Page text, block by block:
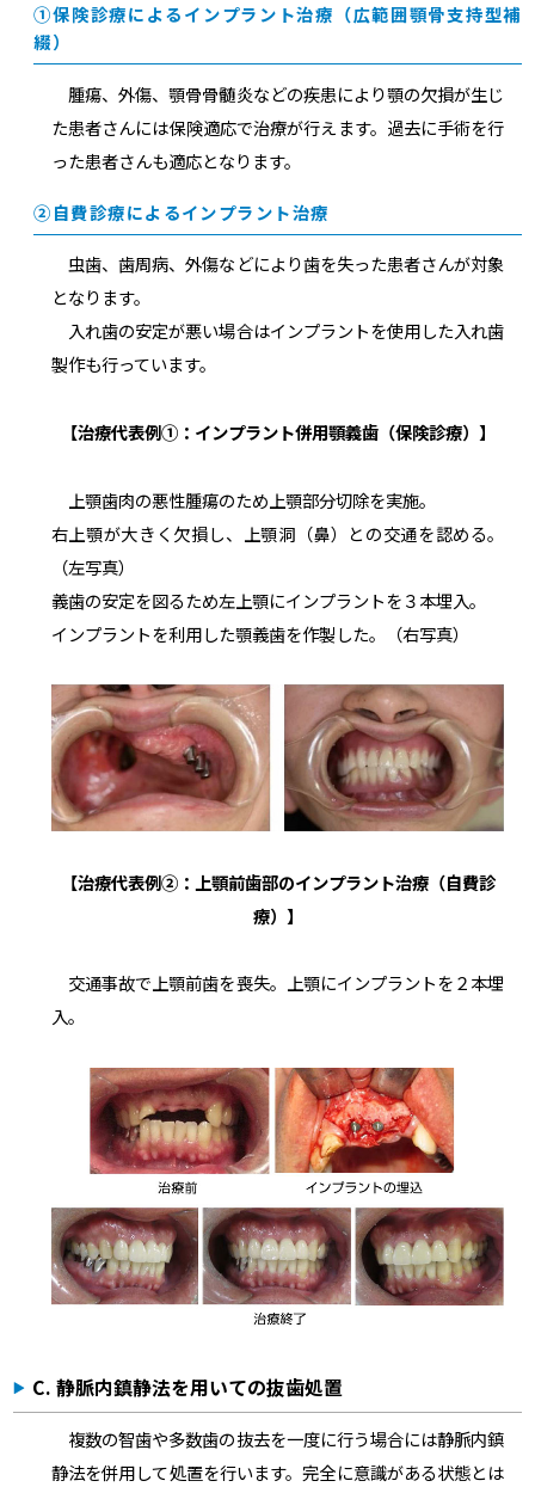
①保険診療によるインプラント治療（広範囲顎骨支持型補
綴）
腫瘍、外傷、顎骨骨髄炎などの疾患により顎の欠損が生じ
た患者さんには保険適応で治療が行えます。過去に手術を行
った患者さんも適応となります。
②自費診療によるインプラント治療
虫歯、歯周病、外傷などにより歯を失った患者さんが対象
となります。
入れ歯の安定が悪い場合はインプラントを使用した入れ歯
製作も行っています。
【治療代表例①：インプラント併用顎義歯（保険診療）】
上顎歯肉の悪性腫瘍のため上顎部分切除を実施。
右上顎が大きく欠損し、上顎洞（鼻）との交通を認める。
（左写真）
義歯の安定を図るため左上顎にインプラントを３本埋入。
インプラントを利用した顎義歯を作製した。（右写真）
【治療代表例②：上顎前歯部のインプラント治療（自費診
療）】
交通事故で上顎前歯を喪失。上顎にインプラントを２本埋
入。
C. 静脈内鎮静法を用いての抜歯処置
複数の智歯や多数歯の抜去を一度に行う場合には静脈内鎮
静法を併用して処置を行います。完全に意識がある状態とは